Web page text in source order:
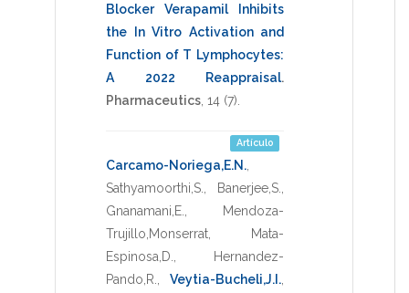
Blocker Verapamil Inhibits
the In Vitro Activation and
Function of T Lymphocytes:
A 2022 Reappraisal.
Pharmaceutics 14 (7).
Artículo
Carcamo-Noriega,E.N.
Sathyamoorthi,S.
Banerjee,S.
Gnanamani,E.
Mendoza-
Trujillo,Monserrat
Mata-
Espinosa,D.
Hernandez-
Pando,R.
Veytia-Bucheli,J.I.